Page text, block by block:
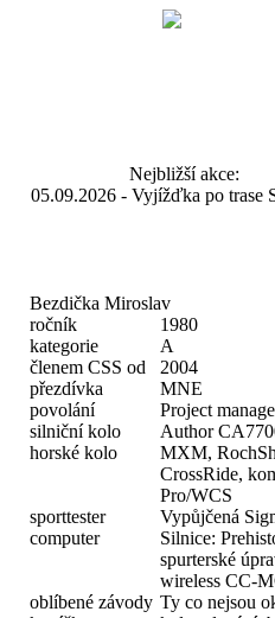
Nejbližší akce:
- Vyjížďka po
Bezdička Miroslav
ročník
1980
kategorie
A
členem CSS od
2004
přezdívka
MNE
povolání
Project
silniční kolo
Author
horské kolo
MXM,
CrossRide,
Pro/WCS
sporttester
Vypůjčená
computer
Silnice:
spurterské
wireless CC-
oblíbené závody Ty co nejsou